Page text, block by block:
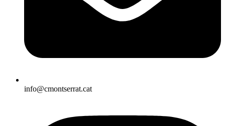
info@cmontserrat.cat